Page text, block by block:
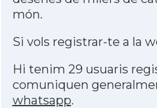
món.
Si vols registrar-te a la
Hi tenim 29 usuaris
comuniquen
whatsapp.